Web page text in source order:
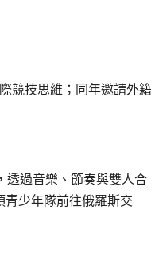
競技思維；同年邀請外籍
透過音樂、節奏與雙人合
少年隊前往俄羅斯交